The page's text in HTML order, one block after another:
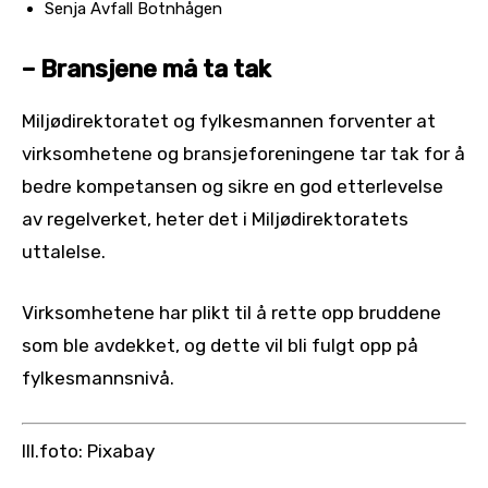
Senja Avfall Botnhågen
– Bransjene må ta tak
Miljødirektoratet og fylkesmannen forventer at
virksomhetene og bransjeforeningene tar tak for å
bedre kompetansen og sikre en god etterlevelse
av regelverket, heter det i Miljødirektoratets
uttalelse.
Virksomhetene har plikt til å rette opp bruddene
som ble avdekket, og dette vil bli fulgt opp på
fylkesmannsnivå.
Ill.foto: Pixabay